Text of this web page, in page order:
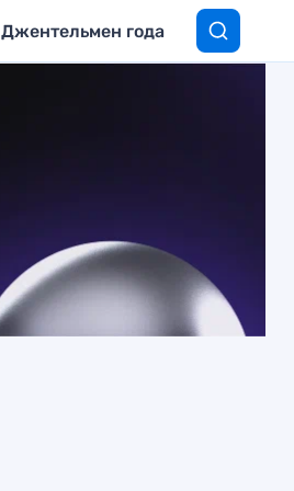
Джентельмен года